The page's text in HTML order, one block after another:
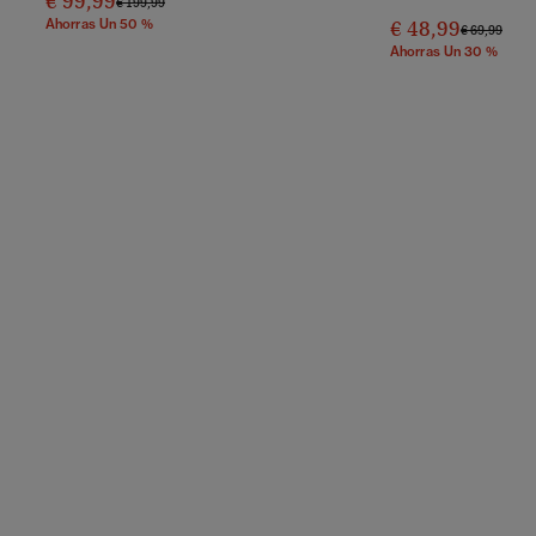
Ahorras Un 50 %
€ 48,99Precio
€ 69,99A
Ahorras Un 30 %